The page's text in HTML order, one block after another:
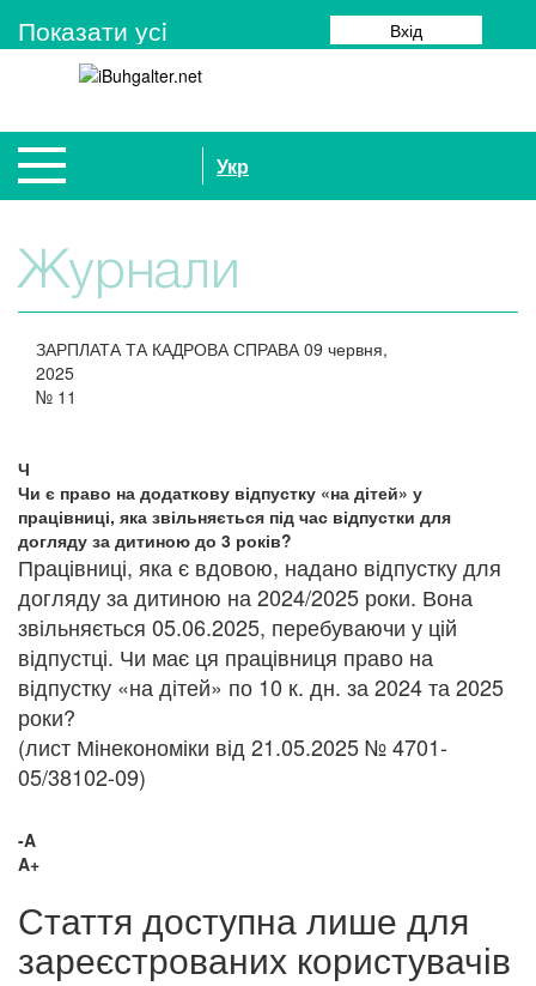
Показати усi Вхід
Укр
Журнали
ЗАРПЛАТА ТА КАДРОВА СПРАВА09 червня,
2025
№ 11
Ч
Чи є право на додаткову відпустку «на дітей» у
працівниці, яка звільняється під час відпустки для
догляду за дитиною до 3 років?
Працівниці, яка є вдовою, надано відпустку для
догляду за дитиною на 2024/2025 роки. Вона
звільняється 05.06.2025, перебуваючи у цій
відпустці. Чи має ця працівниця право на
відпустку «на дітей» по 10 к. дн. за 2024 та 2025
роки?
(лист Мінекономіки від 21.05.2025 № 4701-
05/38102-09)
-A
A+
Стаття доступна лише для
зареєстрованих користувачів